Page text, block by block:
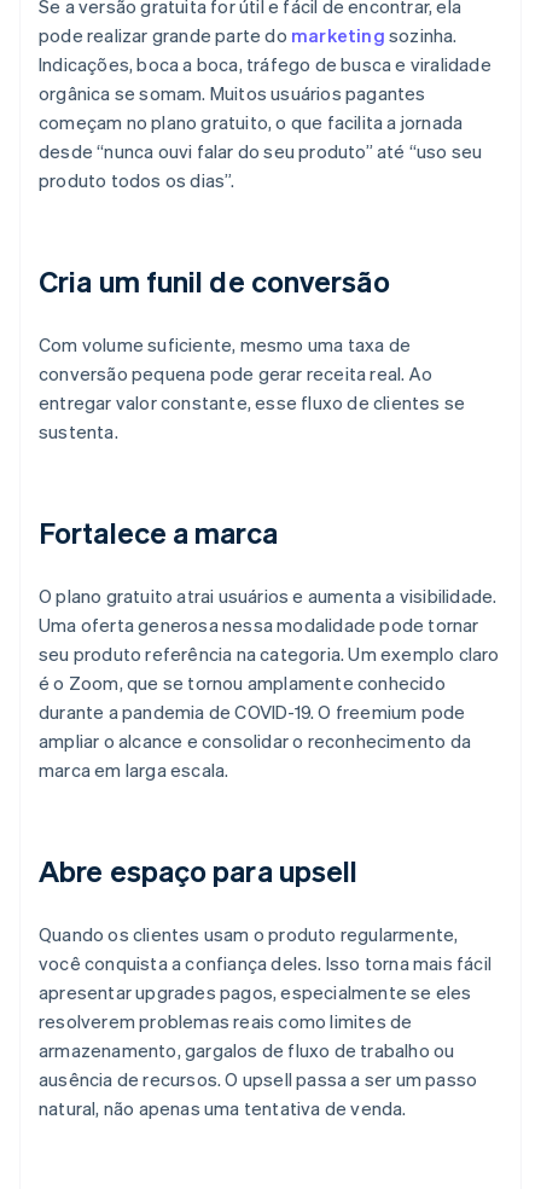
Se a versão gratuita for útil e fácil de encontrar, ela
pode realizar grande parte do marketing sozinha.
Indicações, boca a boca, tráfego de busca e viralidade
orgânica se somam. Muitos usuários pagantes
começam no plano gratuito, o que facilita a jornada
desde “nunca ouvi falar do seu produto” até “uso seu
produto todos os dias”.
Cria um funil de conversão
Com volume suficiente, mesmo uma taxa de
conversão pequena pode gerar receita real. Ao
entregar valor constante, esse fluxo de clientes se
sustenta.
Fortalece a marca
O plano gratuito atrai usuários e aumenta a visibilidade.
Uma oferta generosa nessa modalidade pode tornar
seu produto referência na categoria. Um exemplo claro
é o Zoom, que se tornou amplamente conhecido
durante a pandemia de COVID-19. O freemium pode
ampliar o alcance e consolidar o reconhecimento da
marca em larga escala.
Abre espaço para upsell
Quando os clientes usam o produto regularmente,
você conquista a confiança deles. Isso torna mais fácil
apresentar upgrades pagos, especialmente se eles
resolverem problemas reais como limites de
armazenamento, gargalos de fluxo de trabalho ou
ausência de recursos. O upsell passa a ser um passo
natural, não apenas uma tentativa de venda.